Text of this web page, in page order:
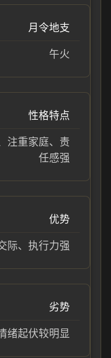
月令地支
午火
性格特点
注重家庭、责
任感强
优势
际、执行力强
劣势
绪起伏较明显